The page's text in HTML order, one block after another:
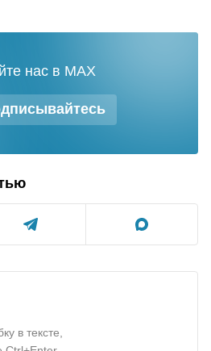
нас в MAX
в тексте,